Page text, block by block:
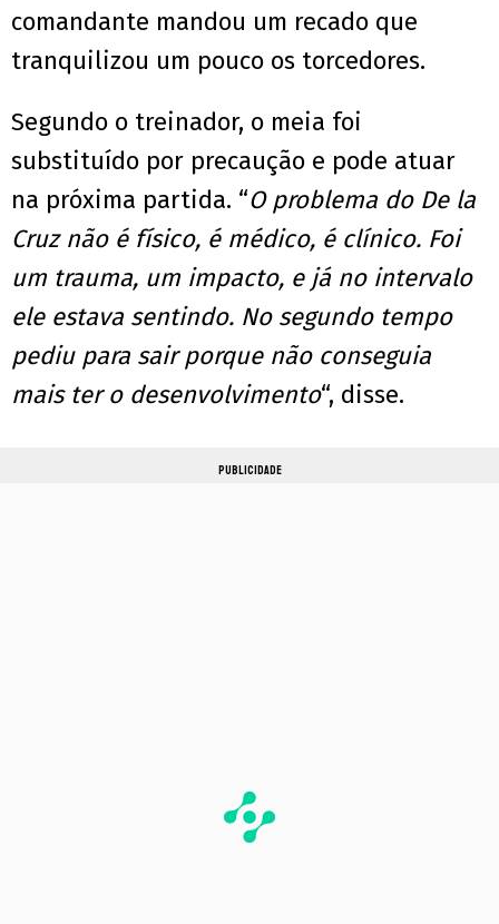
comandante mandou um recado que
tranquilizou um pouco os torcedores.
Segundo o treinador, o meia foi
substituído por precaução e pode atuar
na próxima partida. “O problema do De la
Cruz não é físico, é médico, é clínico. Foi
um trauma, um impacto, e já no intervalo
ele estava sentindo. No segundo tempo
pediu para sair porque não conseguia
mais ter o desenvolvimento“, disse.
PUBLICIDADE